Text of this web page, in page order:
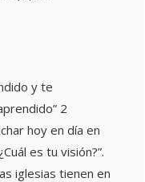
y te
2
hoy en día en
es tu visión?”.
iglesias tienen en